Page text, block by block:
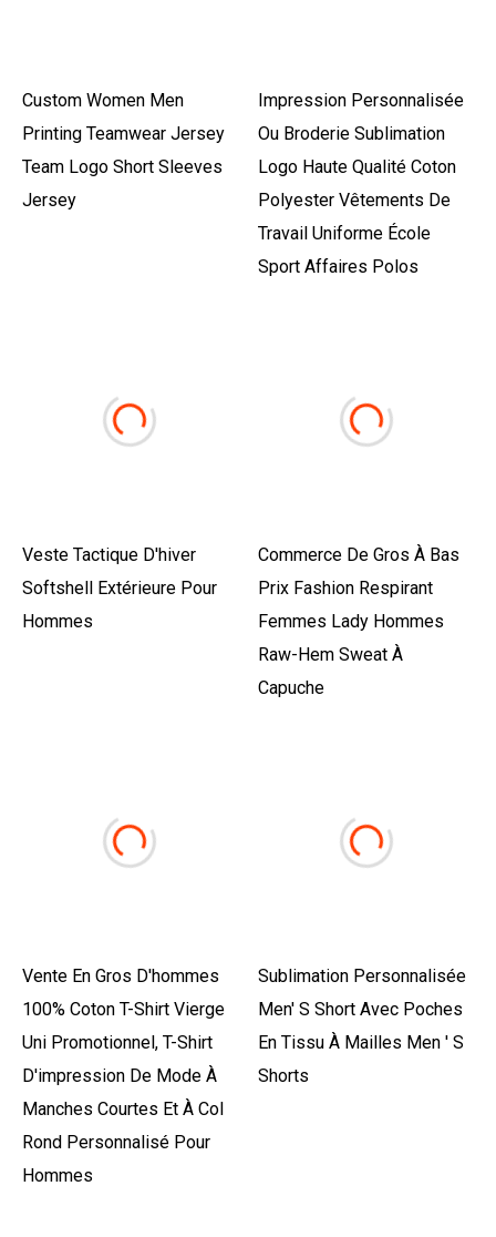
Custom Women Men
Printing Teamwear Jersey
Team Logo Short Sleeves
Jersey
Impression Personnalisée
Ou Broderie Sublimation
Logo Haute Qualité Coton
Polyester Vêtements De
Travail Uniforme École
Sport Affaires Polos
Veste Tactique D'hiver
Softshell Extérieure Pour
Hommes
Commerce De Gros À Bas
Prix Fashion Respirant
Femmes Lady Hommes
Raw-Hem Sweat À
Capuche
Vente En Gros D'hommes
100% Coton T-Shirt Vierge
Uni Promotionnel, T-Shirt
D'impression De Mode À
Manches Courtes Et À Col
Rond Personnalisé Pour
Hommes
Sublimation Personnalisée
Men' S Short Avec Poches
En Tissu À Mailles Men ' S
Shorts